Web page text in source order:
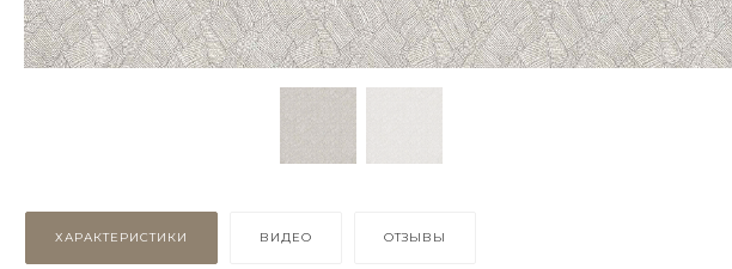
ХАРАКТЕРИСТИКИ ВИДЕО ОТЗЫВЫ